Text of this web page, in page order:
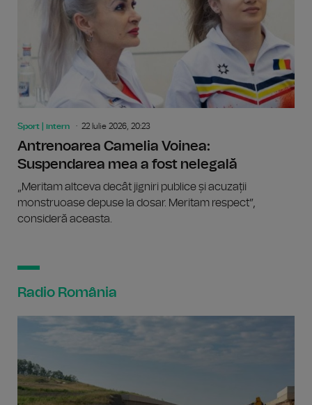
Sport | intern 22 Iulie 2026, 20:23
Antrenoarea Camelia Voinea:
Suspendarea mea a fost nelegală
„Meritam altceva decât jigniri publice și acuzații
monstruoase depuse la dosar. Meritam respect”,
consideră aceasta.
Radio România